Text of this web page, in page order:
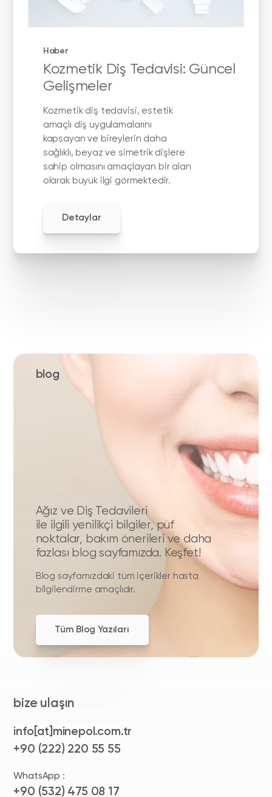
Haber
Kozmetik Diş Tedavisi: Güncel
Gelişmeler
Kozmetik diş tedavisi, estetik
amaçlı diş uygulamalarını
kapsayan ve bireylerin daha
sağlıklı, beyaz ve simetrik dişlere
sahip olmasını amaçlayan bir alan
olarak büyük ilgi görmektedir.
Detaylar
blog
Ağız ve Diş Tedavileri
ile ilgili yenilikçi bilgiler, püf
noktalar, bakım önerileri ve daha
fazlası blog sayfamızda. Keşfet!
Blog sayfamızdaki tüm içerikler hasta
bilgilendirme amaçlıdır.
Tüm Blog Yazıları
bize ulaşın
info[at]minepol.com.tr
+90 (222) 220 55 55
WhatsApp :
+90 (532) 475 08 17